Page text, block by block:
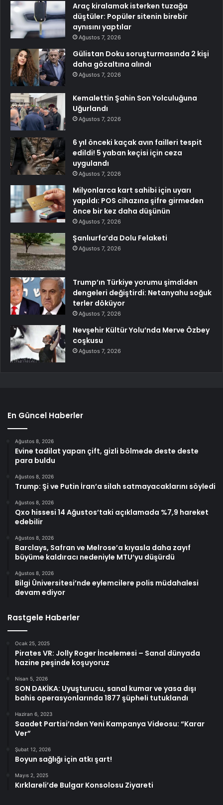
Araç kiralamak isterken tuzağa
düştüler: Popüler sitenin birebir
aynısını yaptılar
Ağustos 7, 2026
Gülistan Doku soruşturmasında 2 kişi
daha gözaltına alındı
Ağustos 7, 2026
Kemalettin Şahin Son Yolculuğuna
Uğurlandı
Ağustos 7, 2026
6 yıl önceki kaçak avın failleri tespit
edildi! 5 yaban keçisi için ceza
uygulandı
Ağustos 7, 2026
Milyonlarca kart sahibi için uyarı
yapıldı: POS cihazına şifre girmeden
önce bir kez daha düşünün
Ağustos 7, 2026
Şanlıurfa’da Dolu Felaketi
Ağustos 7, 2026
Trump’ın Türkiye yorumu şimdiden
dengeleri değiştirdi: Netanyahu soğuk
terler döküyor
Ağustos 7, 2026
Nevşehir Kültür Yolu’nda Merve Özbey
coşkusu
Ağustos 7, 2026
En Güncel Haberler
Ağustos 8, 2026
Evine tadilat yapan çift, gizli bölmede deste deste
para buldu
Ağustos 8, 2026
Trump: Şi ve Putin İran’a silah satmayacaklarını söyledi
Ağustos 8, 2026
Qxo hissesi 14 Ağustos’taki açıklamada %7,9 hareket
edebilir
Ağustos 8, 2026
Barclays, Safran ve Melrose’a kıyasla daha zayıf
büyüme kaldıracı nedeniyle MTU’yu düşürdü
Ağustos 8, 2026
Bilgi Üniversitesi’nde eylemcilere polis müdahalesi
devam ediyor
Rastgele Haberler
Ocak 25, 2025
Pirates VR: Jolly Roger İncelemesi – Sanal dünyada
hazine peşinde koşuyoruz
Nisan 5, 2026
SON DAKİKA: Uyuşturucu, sanal kumar ve yasa dışı
bahis operasyonlarında 1877 şüpheli tutuklandı
Haziran 6, 2023
Saadet Partisi’nden Yeni Kampanya Videosu: “Karar
Ver”
Şubat 12, 2026
Boyun sağlığı için atkı şart!
Mayıs 2, 2025
Kırklareli’de Bulgar Konsolosu Ziyareti